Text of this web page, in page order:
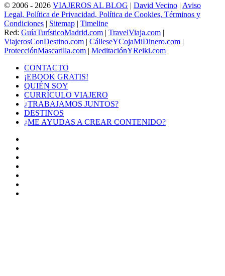
© 2006 - 2026 VIAJEROS AL BLOG | David Vecino | Aviso
Legal, Política de Privacidad, Política de Cookies, Términos y
Condiciones | Sitemap | Timeline
Red: GuíaTurísticoMadrid.com | TravelViaja.com |
ViajerosConDestino.com | CálleseYCojaMiDinero.com |
ProtecciónMascarilla.com | MeditaciónYReiki.com
CONTACTO
¡EBOOK GRATIS!
QUIÉN SOY
CURRÍCULO VIAJERO
¿TRABAJAMOS JUNTOS?
DESTINOS
¿ME AYUDAS A CREAR CONTENIDO?